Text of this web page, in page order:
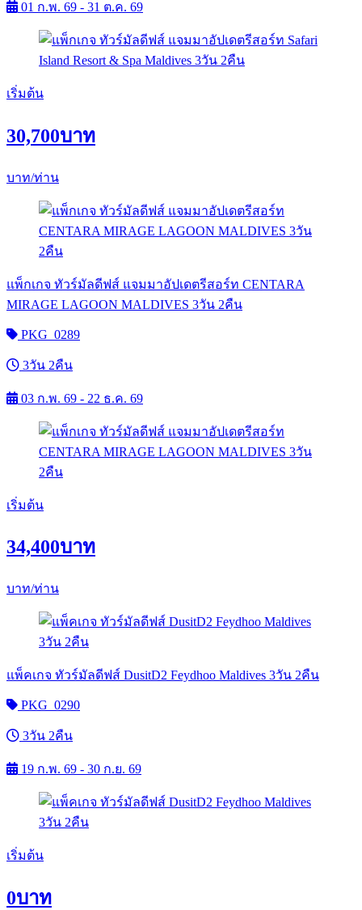
01 ก.พ. 69 - 31 ต.ค. 69
เริ่มต้น
30,700บาท
บาท/ท่าน
แพ็กเกจ ทัวร์มัลดีฟส์ แจมมาอัปเดตรีสอร์ท CENTARA
MIRAGE LAGOON MALDIVES 3วัน 2คืน
PKG_0289
3วัน 2คืน
03 ก.พ. 69 - 22 ธ.ค. 69
เริ่มต้น
34,400บาท
บาท/ท่าน
แพ็คเกจ ทัวร์มัลดีฟส์ DusitD2 Feydhoo Maldives 3วัน 2คืน
PKG_0290
3วัน 2คืน
19 ก.พ. 69 - 30 ก.ย. 69
เริ่มต้น
0บาท